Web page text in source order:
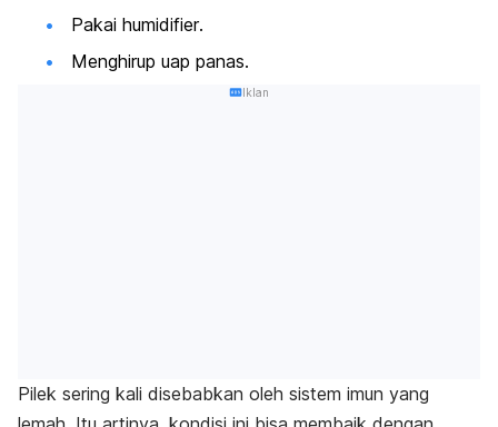
Pakai humidifier.
Menghirup uap panas.
Iklan
Pilek sering kali disebabkan oleh sistem imun yang